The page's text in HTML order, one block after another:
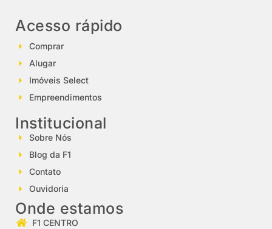
Acesso rápido
Comprar
Alugar
Imóveis Select
Empreendimentos
Institucional
Sobre Nós
Blog da F1
Contato
Ouvidoria
Onde estamos
F1 CENTRO